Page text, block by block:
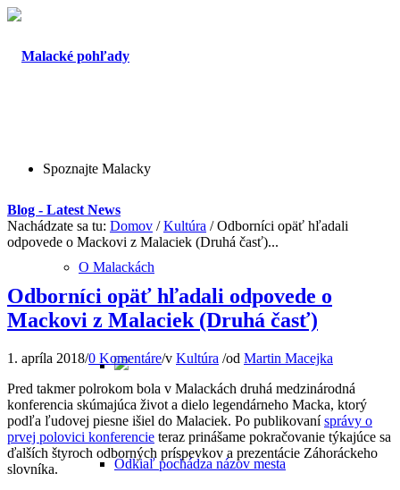
Spoznajte Malacky
O Malackách
Odkiaľ pochádza názov mesta
Blog - Latest News
Nachádzate sa tu: Domov / Kultúra / Odborníci opäť hľadali
odpovede o Mackovi z Malaciek (Druhá časť)...
Odborníci opäť hľadali odpovede o
Mackovi z Malaciek (Druhá časť)
1. apríla 2018/0 Komentáre/v Kultúra /od Martin Macejka
Pred takmer polrokom bola v Malackách druhá medzinárodná
konferencia skúmajúca život a dielo legendárneho Macka, ktorý
podľa ľudovej piesne išiel do Malaciek. Po publikovanísprávy o
prvej polovici konferencie teraz prinášame pokračovanie týkajúce sa
ďalších štyroch odborných príspevkov a prezentácie Záhoráckeho
slovníka.